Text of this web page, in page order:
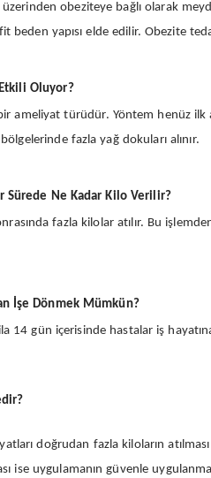
üzerinden obeziteye bağlı olarak
beden yapısı elde edilir. Obezite
Oluyor?
bir ameliyat türüdür. Yöntem henüz
fazla yağ dokuları alınır.
Sürede Ne Kadar Kilo Verilir?
fazla kilolar atılır. Bu
İşe Dönmek Mümkün?
14 gün içerisinde hastalar iş
doğrudan fazla kiloların
ise uygulamanın güvenle